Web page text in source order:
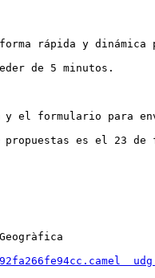
rápida y
de 5 minutos.
el formulario para
es el 23 de